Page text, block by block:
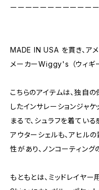
ーーーーーーーーーーー
MADE IN USA を貫き、ア
メーカーWiggy's （ウィギー
こちらのアイテムは、独自
したインサレーションジャケ
まるで、シュラフを着てい
アウターシェルも、アヒル
性があり、ノンコーティン
もともとは、ミッドレイヤ